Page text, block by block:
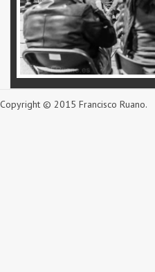
Copyright © 2015 Francisco Ruano.